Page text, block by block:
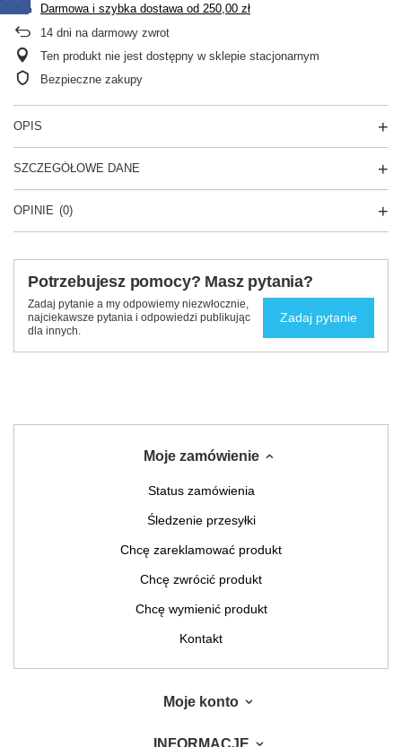
Darmowa i szybka dostawa od 250,00 zł
14 dni na darmowy zwrot
Ten produkt nie jest dostępny w sklepie stacjonarnym
Bezpieczne zakupy
OPIS
SZCZEGÓŁOWE DANE
OPINIE (0)
Potrzebujesz pomocy? Masz pytania?
Zadaj pytanie a my odpowiemy niezwłocznie,
najciekawsze pytania i odpowiedzi publikując
dla innych.
Zadaj pytanie
Moje zamówienie
Status zamówienia
Śledzenie przesyłki
Chcę zareklamować produkt
Chcę zwrócić produkt
Chcę wymienić produkt
Kontakt
Moje konto
INFORMACJE